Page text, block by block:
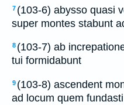
7 (103-6) abysso quasi
super montes stabunt
8 (103-7) ab
tui formidabunt
9 (103-8) ascendent
ad locum quem